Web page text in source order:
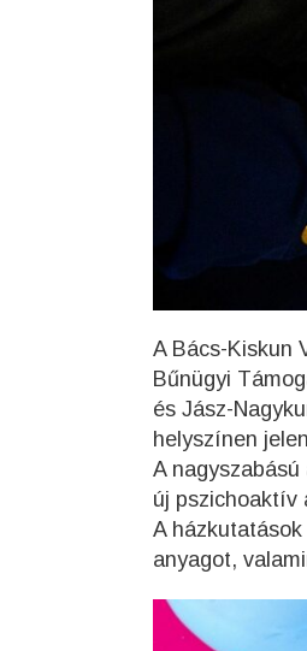
A Bács-Kiskun
Bűnügyi
és Jász-
helyszínen
A
új pszichoaktív
A
anyagot,